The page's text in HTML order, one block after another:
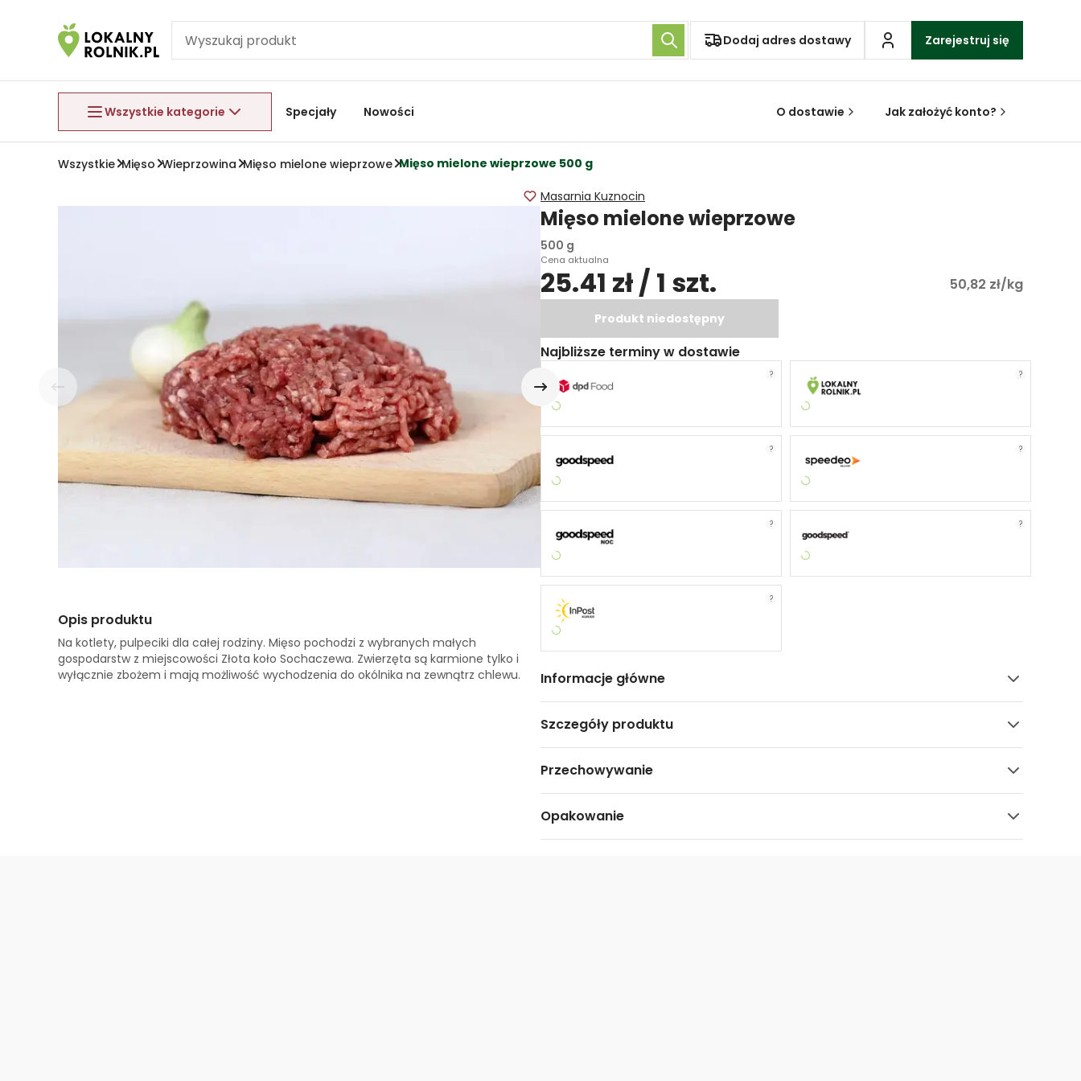
Dodaj adres dostawy Zarejestruj się
Wszystkie kategorie
Aby wyjść z menu, naciśnij przycisk Esc.
Specjały
Nowości O dostawie Jak założyć konto?
Wszystkie Mięso Wieprzowina Mięso mielone wieprzowe Mięso mielone wieprzowe 500 g
Opis produktu
Na kotlety, pulpeciki dla całej rodziny. Mięso pochodzi z wybranych małych
gospodarstw z miejscowości Złota koło Sochaczewa. Zwierzęta są karmione tylko i
wyłącznie zbożem i mają możliwość wychodzenia do okólnika na zewnątrz chlewu.
Masarnia Kuznocin
Mięso mielone wieprzowe
500 g
Cena aktualna
25.41 zł / 1 szt. 50,82 zł/kg
Produkt niedostępny
Najbliższe terminy w dostawie
? ?
? ?
? ?
?
Informacje główne
Szczegóły produktu
Przechowywanie
Opakowanie